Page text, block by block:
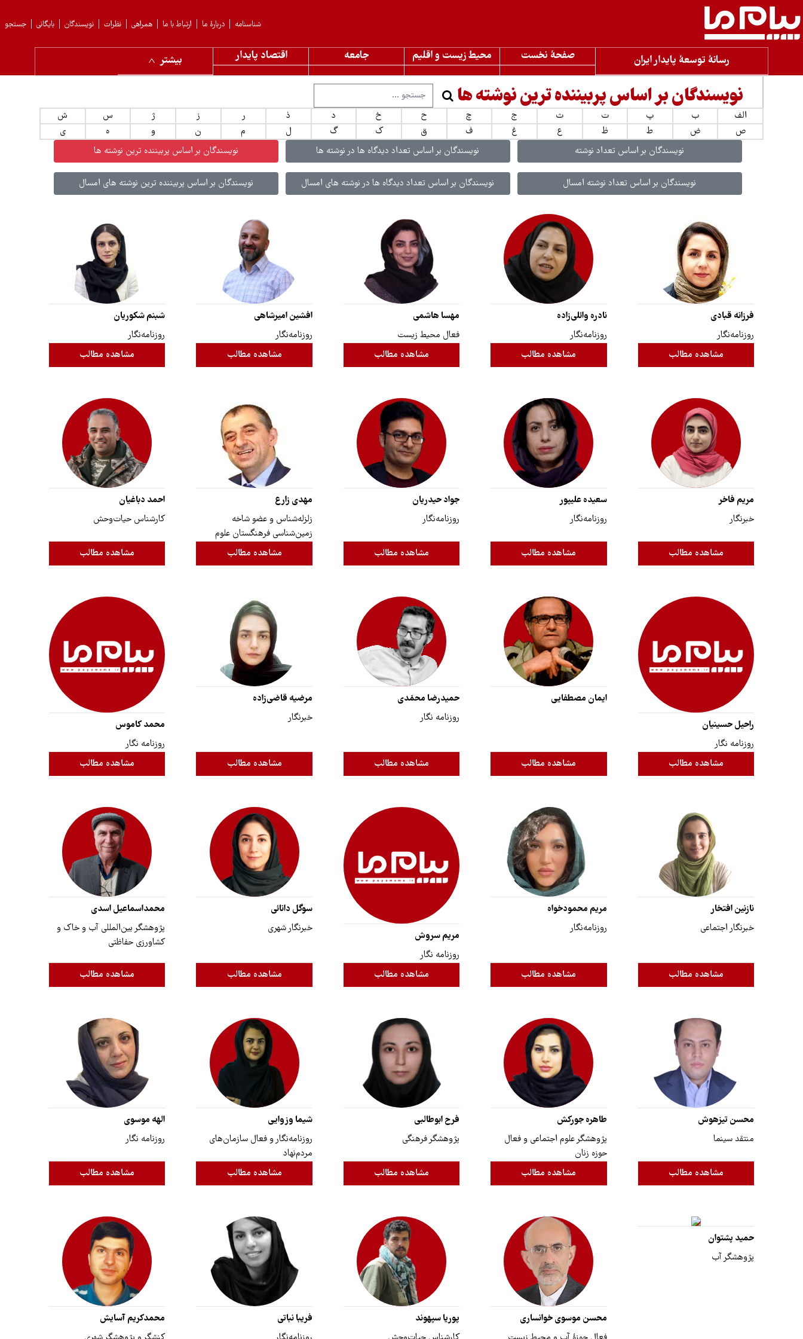
جستجو بایگانی نویسندگان نظرات همراهی ارتباط با ما دربارهٔ ما شناسنامه
رسانۀ توسعۀ پایدار ایران صفحۀ نخست محیط زیست و اقلیم جامعه اقتصاد پایدار بیشتر
نویسندگان بر اساس پربیننده ترین نوشته ها
الف ب پ ت ث ج چ ح خ د ذ ر ز ژ س
ش
ص
ض ط ظ ع غ ف ق ک گ ل م ن و ه
ی
نویسندگان بر اساس تعداد نوشته
نویسندگان بر اساس تعداد دیدگاه ها در نوشته ها نویسندگان بر اساس پربیننده ترین نوشته ها
نویسندگان بر اساس تعداد نوشته امسال نویسندگان بر اساس تعداد دیدگاه ها در نوشته های امسال نویسندگان بر اساس پربیننده ترین نوشته های امسال
فرزانه قبادی
روزنامه‌نگار
مشاهده مطالب
نادره وائلی‌زاده
روزنامه‌نگار
مشاهده مطالب
مهسا هاشمی
فعال محیط زیست
مشاهده مطالب
افشین امیرشاهی
روزنامه‌نگار
مشاهده مطالب
شبنم شکوریان
روزنامه‌نگار
مشاهده مطالب
مریم فاخر
خبرنگار
مشاهده مطالب
سعیده علیپور
روزنامه‌نگار
مشاهده مطالب
جواد حیدریان
روزنامه‌نگار
مشاهده مطالب
مهدی زارع
زلزله‌شناس و عضو شاخه
زمین‌شناسی فرهنگستان علوم
مشاهده مطالب
احمد دباغیان
کارشناس حیات‌وحش
مشاهده مطالب
راحیل حسینیان
روزنامه نگار
مشاهده مطالب
ایمان مصطفایی
مشاهده مطالب
حمیدرضا محمّدی
روزنامه نگار
مشاهده مطالب
مرضیه قاضی‌زاده
خبرنگار
مشاهده مطالب
محمد کاموس
روزنامه نگار
مشاهده مطالب
نازنین افتخار
خبرنگار اجتماعی
مشاهده مطالب
مریم محمودخواه
روزنامه‌نگار
مشاهده مطالب
مریم سروش
روزنامه نگار
مشاهده مطالب
سوگل دانائی
خبرنگار شهری
مشاهده مطالب
محمداسماعیل اسدی
پژوهشگر بین‌المللی آب و خاک و
کشاورزی حفاظتی
مشاهده مطالب
محسن تیزهوش
منتقد سینما
مشاهده مطالب
طاهره جورکش
پژوهشگر علوم اجتماعی و فعال
حوزه زنان
مشاهده مطالب
فرح ابوطالبی
پژوهشگر فرهنگی
مشاهده مطالب
شیما وزوایی
روزنامه‌نگار و فعال سازمان‌های
مردم‌نهاد
مشاهده مطالب
الهه موسوی
روزنامه نگار
مشاهده مطالب
حمید پشتوان
پژوهشگر آب
محسن موسوی خوانساری
پوریا سپهوند
فریبا نباتی
محمدکریم آسایش